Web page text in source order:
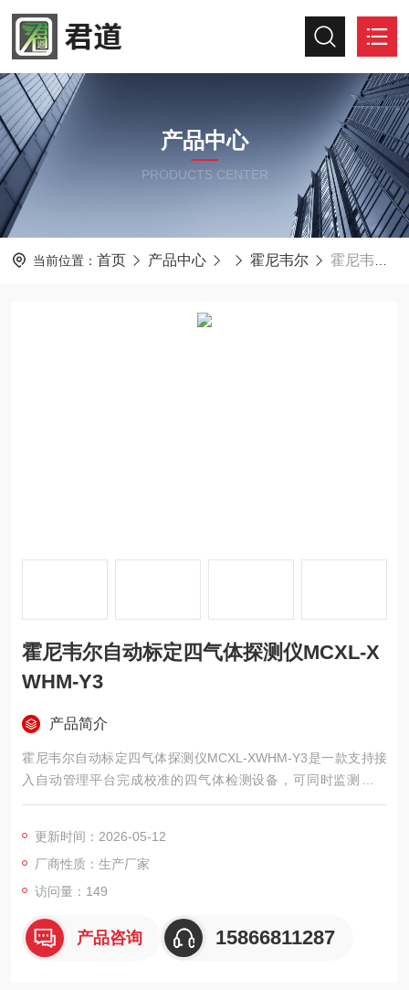
产品中心
PRODUCTS CENTER
当前位置： 首页 产品中心 霍尼韦尔 霍尼韦尔自动标定四气体探测仪MCXL-XWHM-Y3
霍尼韦尔自动标定四气体探测仪MCXL-X
WHM-Y3
产品简介
霍尼韦尔自动标定四气体探测仪MCXL-XWHM-Y3是一款支持接
入自动管理平台完成校准的四气体检测设备，可同时监测硫化
氢、一氧化碳、氧气和可燃气体。机身防护等级达IP68，在水下
更新时间：2026-05-12
厂商性质：生产厂家
访问量：149
产品咨询 15866811287